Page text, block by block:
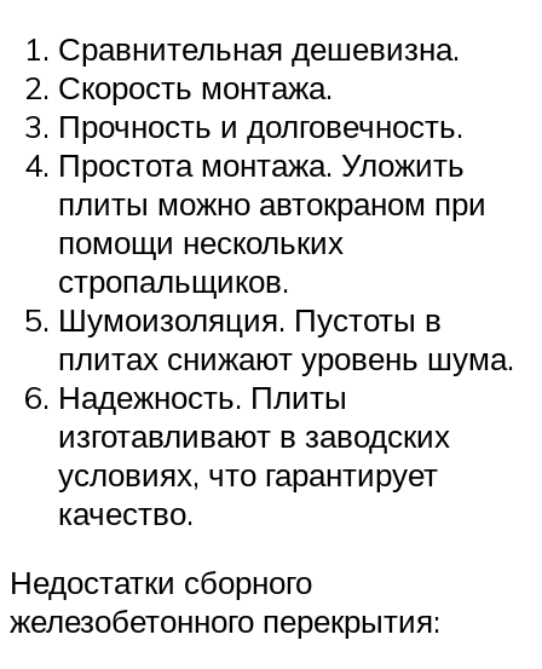
Сравнительная дешевизна.
Скорость монтажа.
Прочность и долговечность.
Простота монтажа. Уложить
плиты можно автокраном при
помощи нескольких
стропальщиков.
Шумоизоляция. Пустоты в
плитах снижают уровень шума.
Надежность. Плиты
изготавливают в заводских
условиях, что гарантирует
качество.
Недостатки сборного
железобетонного перекрытия: